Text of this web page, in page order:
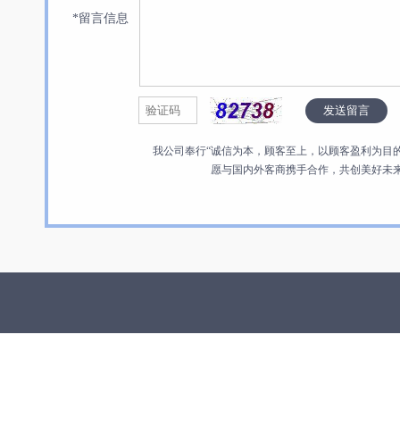
*留言信息
我公司奉行“诚信为本，顾客至上，以顾客盈利为目
愿与国内外客商携手合作，共创美好未